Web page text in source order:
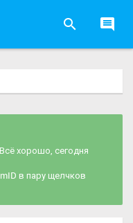
хорошо, сегодня
в пару щелчков